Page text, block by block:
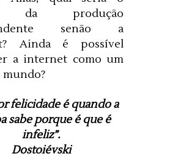
da produção
senão a
Ainda é possível
a internet como um
felicidade é quando a
sabe porque é que é
infeliz”.
Dostoiévski